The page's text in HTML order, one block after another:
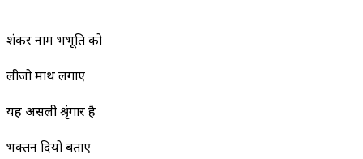
शंकर नाम भभूति को
लीजो माथ लगाए
यह असली श्रृंगार है
भक्तन दियो बताए